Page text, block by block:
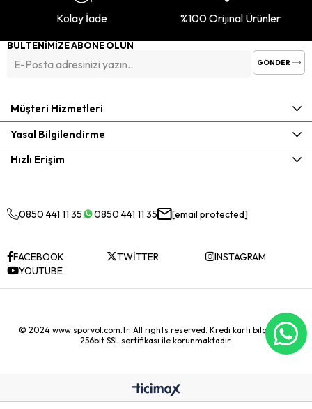
Kolay İade %100 Orijinal Ürünler
BÜLTENİMİZE ABONE OLUN
GÖNDER
Müşteri Hizmetleri
Yasal Bilgilendirme
Hızlı Erişim
0850 441 11 35 0850 441 11 35 [email protected]
FACEBOOK TWİTTER
INSTAGRAM
YOUTUBE
© 2024 www.sporvol.com.tr. All rights reserved. Kredi kartı bilgileriniz
256bit SSL sertifikası ile korunmaktadır.